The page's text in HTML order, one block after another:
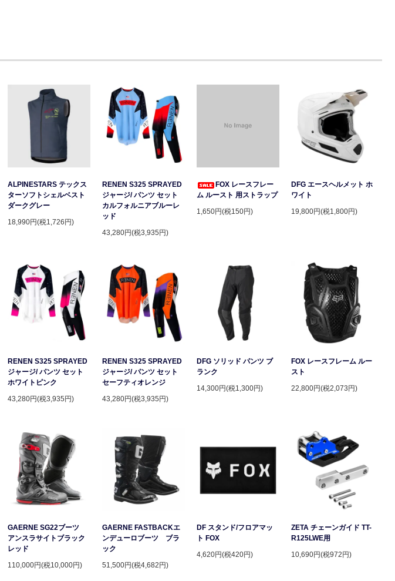
ALPINESTARS テックス
ターソフトシェルベスト
ダークグレー
18,990円(税1,726円)
RENEN S325 SPRAYED
ジャージ/ パンツ セット
カルフォルニアブルーレ
ッド
43,280円(税3,935円)
FOX レースフレー
ム ルースト 用ストラップ
1,650円(税150円)
DFG エースヘルメット ホ
ワイト
19,800円(税1,800円)
RENEN S325 SPRAYED
ジャージ/ パンツ セット
ホワイトピンク
43,280円(税3,935円)
RENEN S325 SPRAYED
ジャージ/ パンツ セット
セーフティオレンジ
43,280円(税3,935円)
DFG ソリッド パンツ ブ
ランク
14,300円(税1,300円)
FOX レースフレーム ルー
スト
22,800円(税2,073円)
GAERNE SG22ブーツ
アンスラサイトブラック
レッド
110,000円(税10,000円)
GAERNE FASTBACKエ
ンデューロブーツ ブラ
ック
51,500円(税4,682円)
DF スタンド/フロアマッ
ト FOX
4,620円(税420円)
ZETA チェーンガイド TT-
R125LWE用
10,690円(税972円)